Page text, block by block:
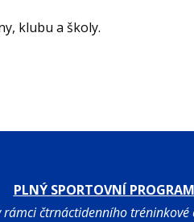
klubu a školy.
PLNÝ SPORTOVNÍ PROGRAM
rámci čtrnáctidenního tréninkové